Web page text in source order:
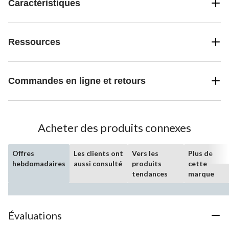
Caractéristiques
Ressources
Commandes en ligne et retours
Acheter des produits connexes
Offres
hebdomadaires
Les clients ont
aussi consulté
Vers les
produits
tendances
Plus de
cette
marque
Évaluations